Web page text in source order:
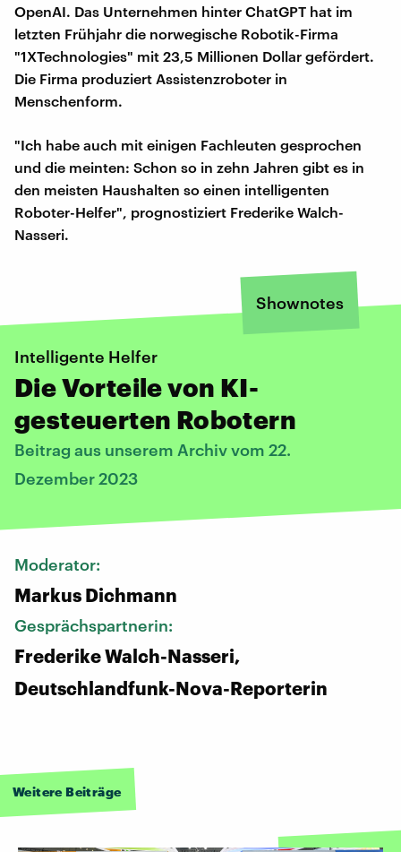
OpenAI. Das Unternehmen hinter ChatGPT hat im
letzten Frühjahr die norwegische Robotik-Firma
"1XTechnologies" mit 23,5 Millionen Dollar gefördert.
Die Firma produziert Assistenzroboter in
Menschenform.
"Ich habe auch mit einigen Fachleuten gesprochen
und die meinten: Schon so in zehn Jahren gibt es in
den meisten Haushalten so einen intelligenten
Roboter-Helfer", prognostiziert Frederike Walch-
Nasseri.
Shownotes
Intelligente Helfer
Die Vorteile von KI-
gesteuerten Robotern
Beitrag aus unserem Archiv vom 22.
Dezember 2023
Moderator:
Markus Dichmann
Gesprächspartnerin:
Frederike Walch-Nasseri,
Deutschlandfunk-Nova-Reporterin
Weitere Beiträge